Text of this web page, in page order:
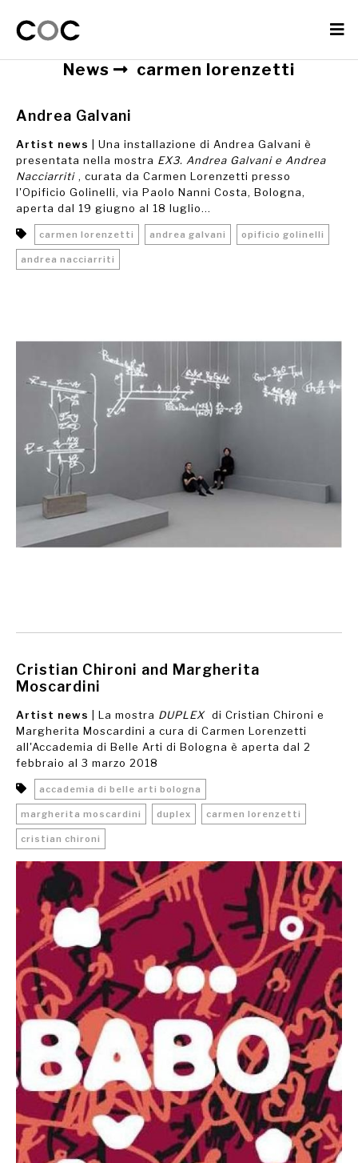
News carmen lorenzetti
Andrea Galvani
Artist news
| Una installazione di Andrea Galvani è
presentata nella mostra EX3. Andrea Galvani e Andrea
Nacciarriti , curata da Carmen Lorenzetti presso
l'Opificio Golinelli, via Paolo Nanni Costa, Bologna,
aperta dal 19 giugno al 18 luglio...
carmen lorenzetti andrea galvani opificio golinelli
andrea nacciarriti
Cristian Chironi and Margherita
Moscardini
Artist news | La mostra DUPLEX di Cristian Chironi e
Margherita Moscardini a cura di Carmen Lorenzetti
all'Accademia di Belle Arti di Bologna è aperta dal 2
febbraio al 3 marzo 2018
accademia di belle arti bologna
margherita moscardini duplex carmen lorenzetti
cristian chironi